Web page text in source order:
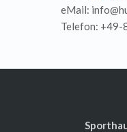
eMail:
Telefon: